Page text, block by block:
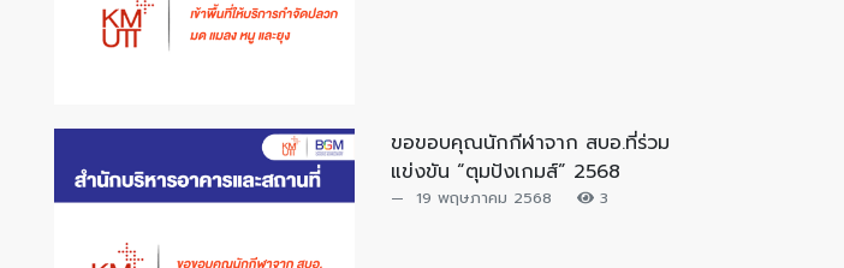
ขอขอบคุณนักกีฬาจาก สบอ.ที่ร่วม
แข่งขัน “ตุมปังเกมส์” 2568
19 พฤษภาคม 2568 3